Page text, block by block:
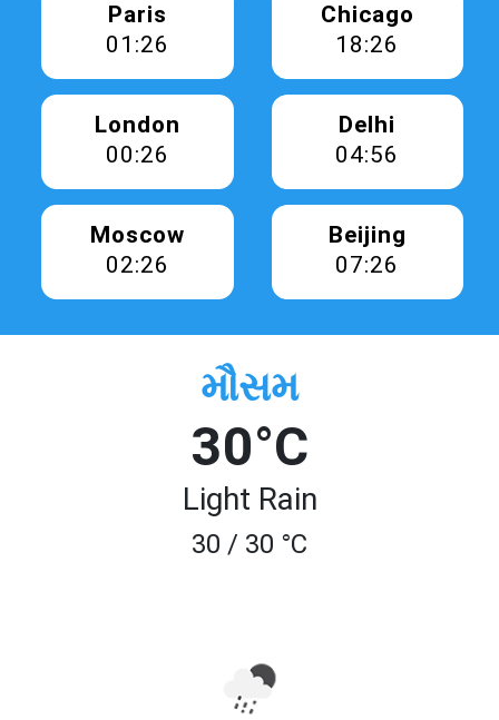
Paris
01:26
Chicago
18:26
London
00:26
Delhi
04:56
Moscow
02:26
Beijing
07:26
મૌસમ
30°C
Light Rain
30 / 30 °C